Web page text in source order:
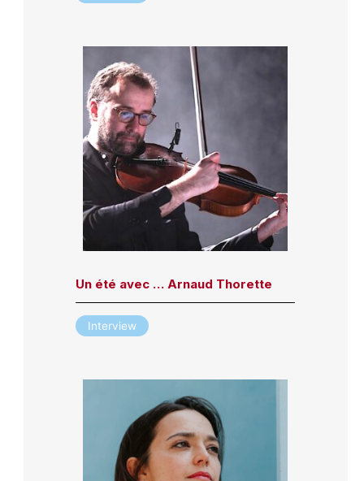
Un été avec … Arnaud Thorette
Interview